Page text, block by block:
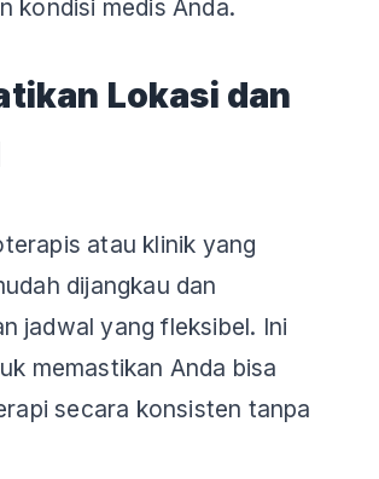
kondisi medis Anda.
Lokasi dan
atau klinik yang
dijangkau dan
jadwal yang fleksibel. Ini
memastikan Anda bisa
secara konsisten tanpa